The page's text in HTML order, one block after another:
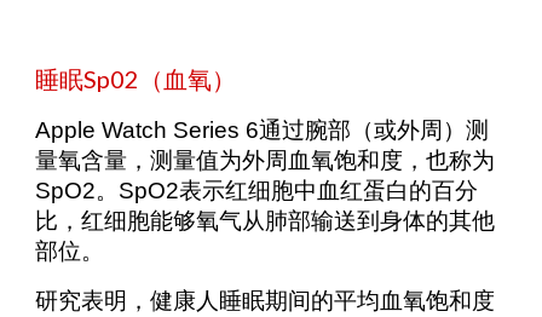
睡眠Sp02（血氧）
Apple Watch Series 6通过腕部（或外周）测
量氧含量，测量值为外周血氧饱和度，也称为
SpO2。SpO2表示红细胞中血红蛋白的百分
比，红细胞能够氧气从肺部输送到身体的其他
部位。
研究表明，健康人睡眠期间的平均血氧饱和度